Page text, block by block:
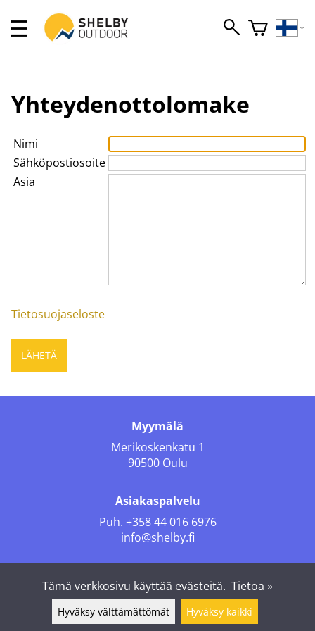
Yhteydenottolomake
Nimi
Sähköpostiosoite
Asia
Tietosuojaseloste
Myymälä
Merikoskenkatu 1
90500 Oulu
Asiakaspalvelu
Puh. +358 44 016 6976
info@shelby.fi
Tämä verkkosivu käyttää evästeitä. Tietoa »
Hyväksy välttämättömät Hyväksy kaikki